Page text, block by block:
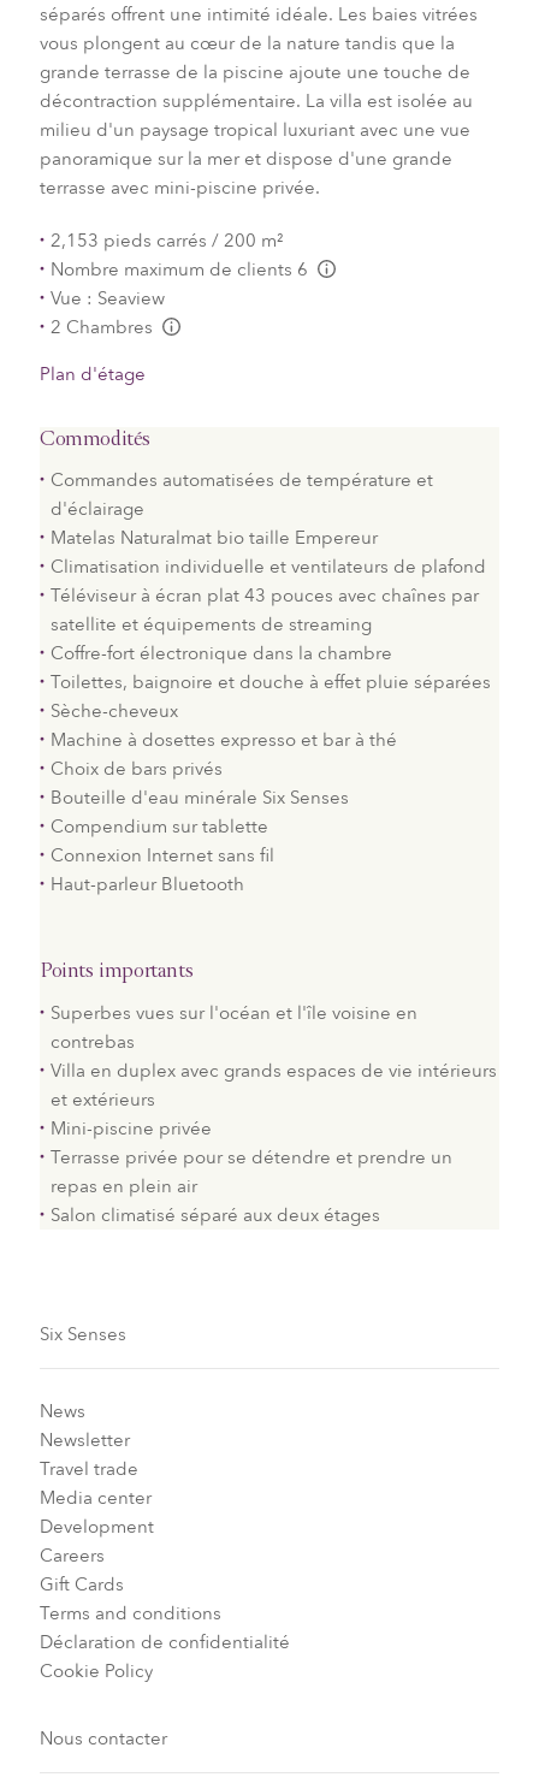
séparés offrent une intimité idéale. Les baies vitrées
vous plongent au cœur de la nature tandis que la
grande terrasse de la piscine ajoute une touche de
décontraction supplémentaire. La villa est isolée au
milieu d'un paysage tropical luxuriant avec une vue
panoramique sur la mer et dispose d'une grande
terrasse avec mini-piscine privée.
2,153 pieds carrés / 200 m²
Nombre maximum de clients 6
Vue : Seaview
2 Chambres
Plan d'étage
Commodités
Commandes automatisées de température et
d'éclairage
Matelas Naturalmat bio taille Empereur
Climatisation individuelle et ventilateurs de plafond
Téléviseur à écran plat 43 pouces avec chaînes par
satellite et équipements de streaming
Coffre-fort électronique dans la chambre
Toilettes, baignoire et douche à effet pluie séparées
Sèche-cheveux
Machine à dosettes expresso et bar à thé
Choix de bars privés
Bouteille d'eau minérale Six Senses
Compendium sur tablette
Connexion Internet sans fil
Haut-parleur Bluetooth
Points importants
Superbes vues sur l'océan et l'île voisine en
contrebas
Villa en duplex avec grands espaces de vie intérieurs
et extérieurs
Mini-piscine privée
Terrasse privée pour se détendre et prendre un
repas en plein air
Salon climatisé séparé aux deux étages
Six Senses
News
Newsletter
Travel trade
Media center
Development
Careers
Gift Cards
Terms and conditions
Déclaration de confidentialité
Cookie Policy
Nous contacter